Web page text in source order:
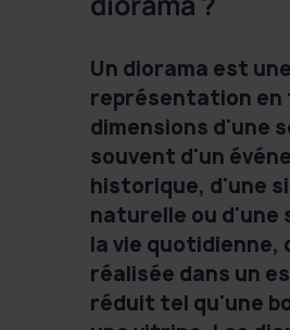
Un diorama est une
représentation en
dimensions d'une
souvent d'un
historique, d'une
naturelle ou d'une
la vie quotidienne,
réalisée dans un
réduit tel qu'une